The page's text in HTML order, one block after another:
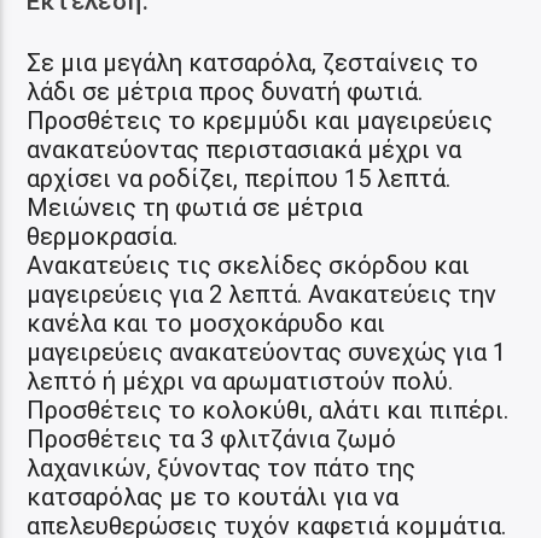
Σε μια μεγάλη κατσαρόλα, ζεσταίνεις το
λάδι σε μέτρια προς δυνατή φωτιά.
Προσθέτεις το κρεμμύδι και μαγειρεύεις
ανακατεύοντας περιστασιακά μέχρι να
αρχίσει να ροδίζει, περίπου 15 λεπτά.
Μειώνεις τη φωτιά σε μέτρια
θερμοκρασία.
Ανακατεύεις τις σκελίδες σκόρδου και
μαγειρεύεις για 2 λεπτά. Ανακατεύεις την
κανέλα και το μοσχοκάρυδο και
μαγειρεύεις ανακατεύοντας συνεχώς για 1
λεπτό ή μέχρι να αρωματιστούν πολύ.
Προσθέτεις το κολοκύθι, αλάτι και πιπέρι.
Προσθέτεις τα 3 φλιτζάνια ζωμό
λαχανικών, ξύνοντας τον πάτο της
κατσαρόλας με το κουτάλι για να
απελευθερώσεις τυχόν καφετιά κομμάτια.